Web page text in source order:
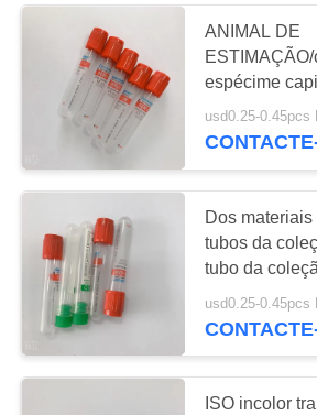
Pro tubo da
coagulação
Tubos da
ANIMAL DE
espécime
sangue dos
do sangue
usd0.25-0.45pcs
Dos
tubos da
tubo da
vácuo não
usd0.25-0.45pcs
ISO incolor